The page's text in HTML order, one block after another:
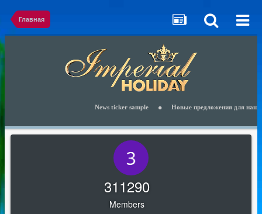
Главная
News ticker sample Новые предложения для наших
311290
Members